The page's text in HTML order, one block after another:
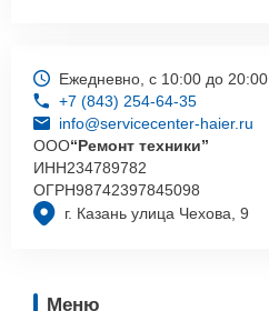
г. Казань улица Чехова, 9
Ежедневно, с 10:00 до 20:00
+7 (843) 254-64-35
info@servicecenter-haier.ru
ООО“Ремонт техники”
ИНН234789782
ОГРН98742397845098
Меню